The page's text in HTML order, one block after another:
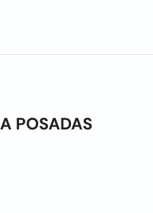
POSADAS